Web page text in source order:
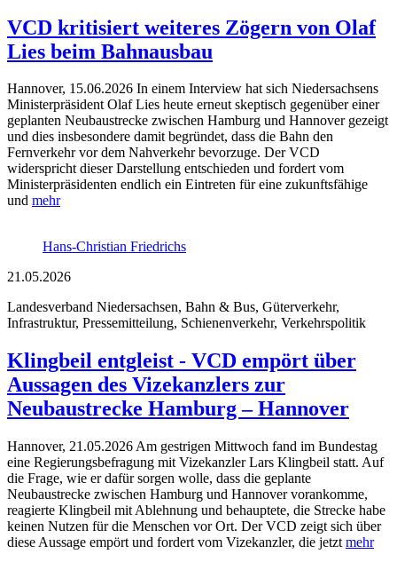
VCD kritisiert weiteres Zögern von Olaf
Lies beim Bahnausbau
Hannover, 15.06.2026 In einem Interview hat sich Niedersachsens
Ministerpräsident Olaf Lies heute erneut skeptisch gegenüber einer
geplanten Neubaustrecke zwischen Hamburg und Hannover gezeigt
und dies insbesondere damit begründet, dass die Bahn den
Fernverkehr vor dem Nahverkehr bevorzuge. Der VCD
widerspricht dieser Darstellung entschieden und fordert vom
Ministerpräsidenten endlich ein Eintreten für eine zukunftsfähige
und mehr
Hans-Christian Friedrichs
21.05.2026
Landesverband Niedersachsen, Bahn & Bus, Güterverkehr,
Infrastruktur, Pressemitteilung, Schienenverkehr, Verkehrspolitik
Klingbeil entgleist - VCD empört über
Aussagen des Vizekanzlers zur
Neubaustrecke Hamburg – Hannover
Hannover, 21.05.2026 Am gestrigen Mittwoch fand im Bundestag
eine Regierungsbefragung mit Vizekanzler Lars Klingbeil statt. Auf
die Frage, wie er dafür sorgen wolle, dass die geplante
Neubaustrecke zwischen Hamburg und Hannover vorankomme,
reagierte Klingbeil mit Ablehnung und behauptete, die Strecke habe
keinen Nutzen für die Menschen vor Ort. Der VCD zeigt sich über
diese Aussage empört und fordert vom Vizekanzler, die jetzt mehr